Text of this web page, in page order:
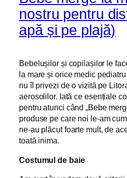
nostru pentru
apă și pe plajă)
Bebelușilor și copilașilor le
la mare și orice medic
nu îl privezi de o vizită pe
aerosolilor. Iată ce esențiale
pentru atunci când „Bebe
produse pe care noi le-am
ne-au plăcut foarte mult, de
toată inima.
Costumul de baie